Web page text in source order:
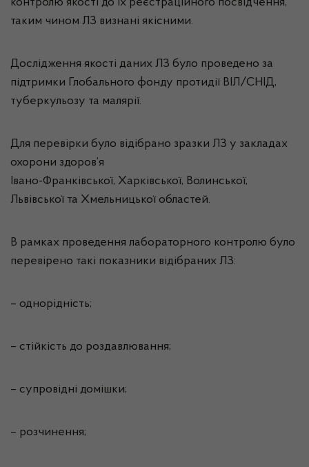
контролю якості до їх реєстраційного посвідчення,
таким чином ЛЗ визнані якісними.
Дослідження якості даних ЛЗ було проведено за
підтримки Глобального фонду протидії ВІЛ/СНІД,
туберкульозу та малярії.
Для перевірки було відібрано зразки ЛЗ у закладах
охорони здоров’я
Івано-Франківської, Харківської, Волинської,
Львівської та Хмельницької областей.
В рамках проведення лабораторного контролю було
перевірено такі показники відібраних ЛЗ:
– однорідність;
– стійкість до роздавлювання;
– супровідні домішки;
– розчинення;